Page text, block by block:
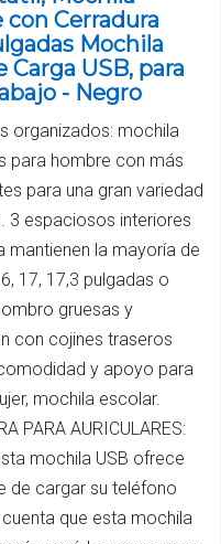
Cerradura
Mochila
USB, para
- Negro
organizados: mochila
para hombre con más
para una gran variedad
3 espaciosos interiores
mantienen la mayoría de
17, 17,3 pulgadas o
gruesas y
con cojines traseros
y apoyo para
mochila escolar.
PARA AURICULARES:
mochila USB ofrece
de cargar su teléfono
que esta mochila